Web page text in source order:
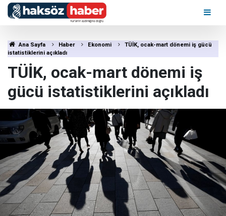
Ana Sayfa Haber Ekonomi
TÜİK, ocak-mart dönemi iş gücü
istatistiklerini açıkladı
TÜİK, ocak-mart dönemi iş
gücü istatistiklerini açıkladı